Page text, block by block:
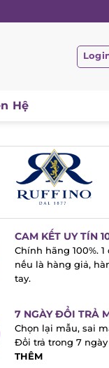
Hệ
CAM KẾT UY TÍN
Chính hãng 100%. 1
nếu là hàng giả,
tay.
7 NGÀY ĐỔI TRẢ
Chọn lại mẫu, sai
Đổi trả trong 7 ngày
THÊM